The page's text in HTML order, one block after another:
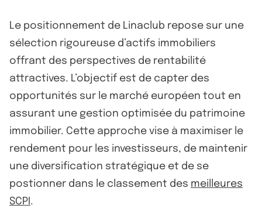
Le positionnement de Linaclub repose sur une
sélection rigoureuse d’actifs immobiliers
offrant des perspectives de rentabilité
attractives. L’objectif est de capter des
opportunités sur le marché européen tout en
assurant une gestion optimisée du patrimoine
immobilier. Cette approche vise à maximiser le
rendement pour les investisseurs, de maintenir
une diversification stratégique et de se
postionner dans le classement des meilleures
SCPI .